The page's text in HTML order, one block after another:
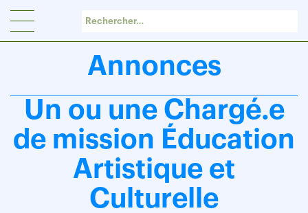
Annonces
Un ou une Chargé.e
de mission Éducation
Artistique et
Culturelle